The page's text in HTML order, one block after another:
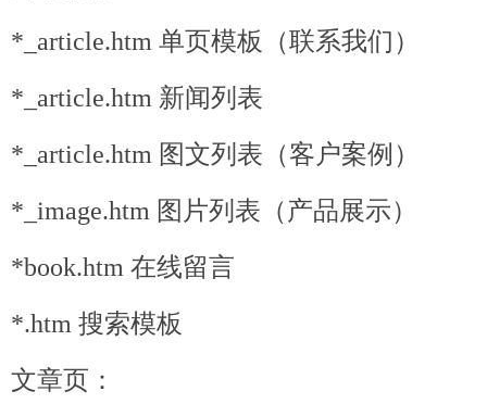
*_article.htm 单页模板（联系我们）
*_article.htm 新闻列表
*_article.htm 图文列表（客户案例）
*_image.htm 图片列表（产品展示）
*book.htm 在线留言
*.htm 搜索模板
文章页：